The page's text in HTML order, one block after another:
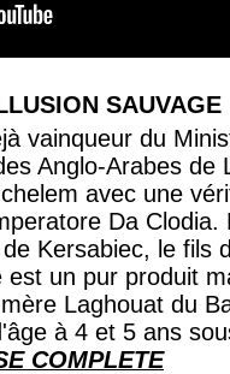
SAUVAGE
vainqueur du
Anglo-Arabes de
avec une
Da Clodia.
Kersabiec, le fils
est un pur produit
Laghouat du
à 4 et 5 ans
COMPLETE